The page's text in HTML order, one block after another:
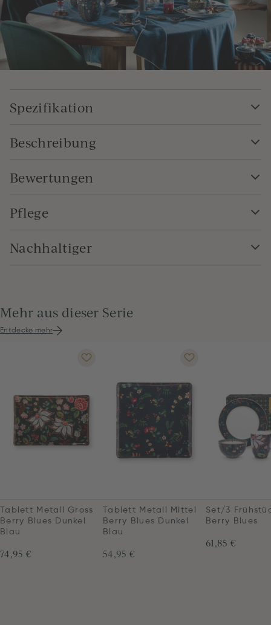
Spezifikation
Beschreibung
Bewertungen
Pflege
Nachhaltiger
Mehr aus dieser Serie
Entdecke mehr
Tablett Metall Gross
Berry Blues Dunkel
Blau
74,95 €
Tablett Metall Mittel
Berry Blues Dunkel
Blau
54,95 €
Set/3
Berry Blues
61,85 €